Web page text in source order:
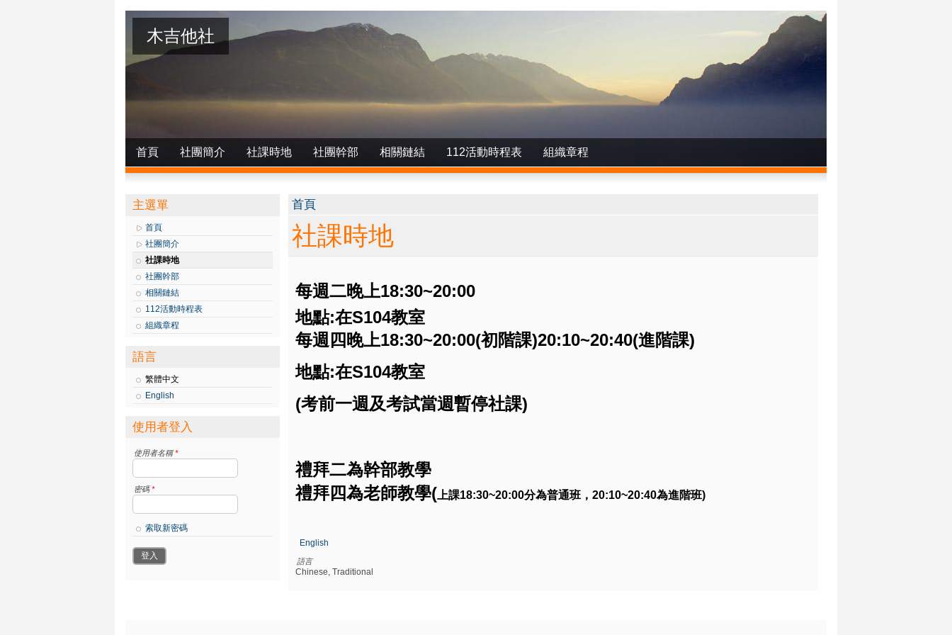
木吉他社
首頁 社團簡介 社課時地 社團幹部 相關鏈結 112活動時程表 組織章程
主選單
首頁
社團簡介
社課時地
社團幹部
相關鏈結
112活動時程表
組織章程
語言
繁體中文
English
使用者登入
使用者名稱*
密碼*
索取新密碼
您在這裡
首頁
社課時地
每週二晚上18:30~20:00
地點:在S104教室
每週四 晚上18:30~20:00(初階課)20:10~20:40(進階課)
地點:在S104教室
(考前一週及考試當週暫停社課)
禮拜二為幹部教學
禮拜四為老師教學( 上課18:30~20:00分為普通班，20:10~20:40為進階班)
English
語言
Chinese, Traditional